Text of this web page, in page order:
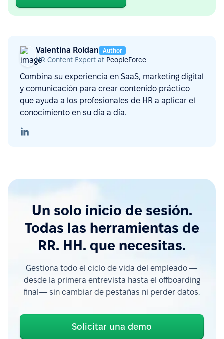
Valentina Roldan Author
HR Content Expert at PeopleForce
Combina su experiencia en SaaS, marketing digital
y comunicación para crear contenido práctico
que ayuda a los profesionales de HR a aplicar el
conocimiento en su día a día.
Un solo inicio de sesión.
Todas las herramientas de
RR. HH. que necesitas.
Gestiona todo el ciclo de vida del empleado —
desde la primera entrevista hasta el offboarding
final— sin cambiar de pestañas ni perder datos.
Solicitar una demo